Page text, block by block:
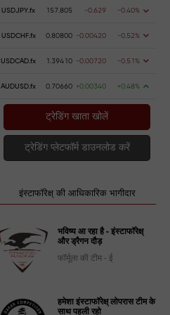
USDJPY.fx 157.805 -0.629 -0.40%
USDCHF.fx 0.80800 -0.00420 -0.52%
USDCAD.fx 1.39410 -0.00720 -0.51%
AUDUSD.fx 0.70660 +0.00340 +0.48%
ट्रेडिंग खाता खोलें
ट्रेडिंग प्लेटफॉर्म डाउनलोड करें
इंस्टाफॉरेक्ष् की आधिकारिक भागीदार
भविष्य आ रहा है - इंस्टाफॉरेक्ष्
और ड्रैगन दौड़
फॉर्मूला की टीम - ई
हमेशा इंस्टाफॉरेक्ष् लोपरास टीम के
साथ पहली रहो